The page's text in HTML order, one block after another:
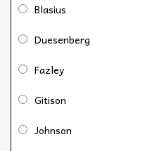
Blasius
Duesenberg
Fazley
Gitison
Johnson